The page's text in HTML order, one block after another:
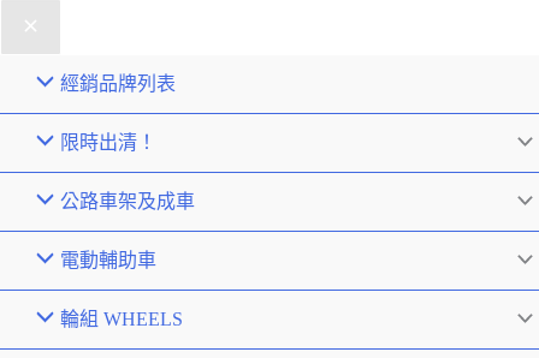
經銷品牌列表
限時出清！
公路車架及成車
電動輔助車
輪組 WHEELS